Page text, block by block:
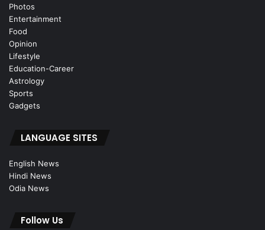
Photos
Entertainment
Food
Opinion
Lifestyle
Education-Career
Astrology
Sports
Gadgets
LANGUAGE SITES
English News
Hindi News
Odia News
Follow Us